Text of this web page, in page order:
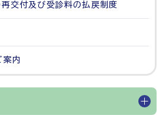
交付及び受診料の払戻制度
案内